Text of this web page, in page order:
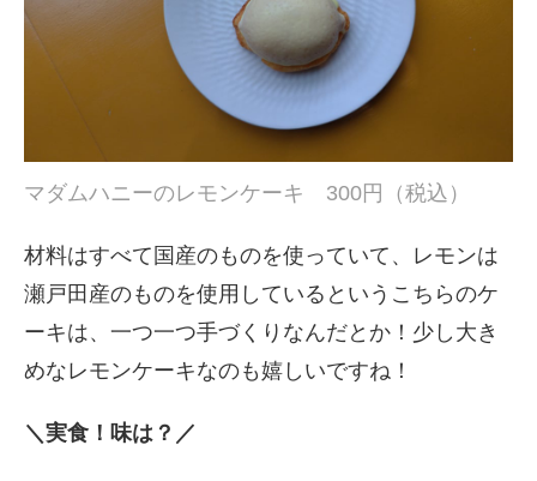
マダムハニーのレモンケーキ 300円（税込）
材料はすべて国産のものを使っていて、レモンは
瀬戸田産のものを使用しているというこちらのケ
ーキは、一つ一つ手づくりなんだとか！少し大き
めなレモンケーキなのも嬉しいですね！
＼実食！味は？／